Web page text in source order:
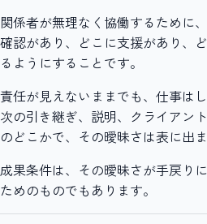
関係者が無理なく協働するために
確認があり、どこに支援があり、
るようにすることです。
責任が見えないままでも、仕事は
次の引き継ぎ、説明、クライアン
のどこかで、その曖昧さは表に出ま
成果条件は、その曖昧さが手戻り
ためのものでもあります。